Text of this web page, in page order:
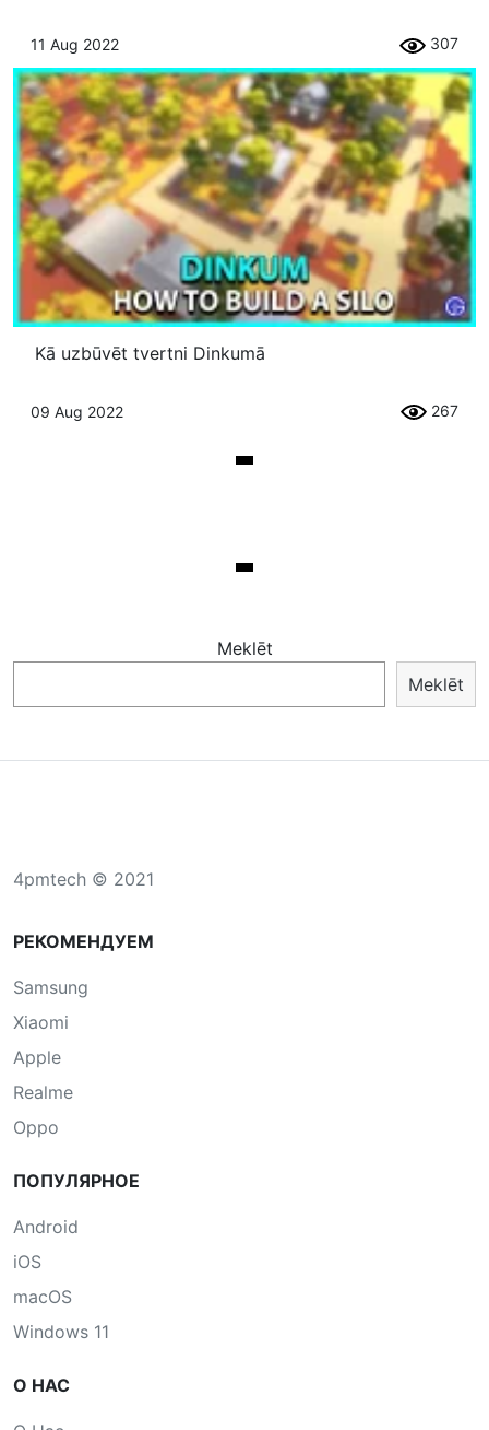
11 Aug 2022 307
Kā uzbūvēt tvertni Dinkumā
09 Aug 2022 267
Meklēt
Meklēt
4pmtech © 2021
РЕКОМЕНДУЕМ
Samsung
Xiaomi
Apple
Realme
Oppo
ПОПУЛЯРНОЕ
Android
iOS
macOS
Windows 11
О НАС